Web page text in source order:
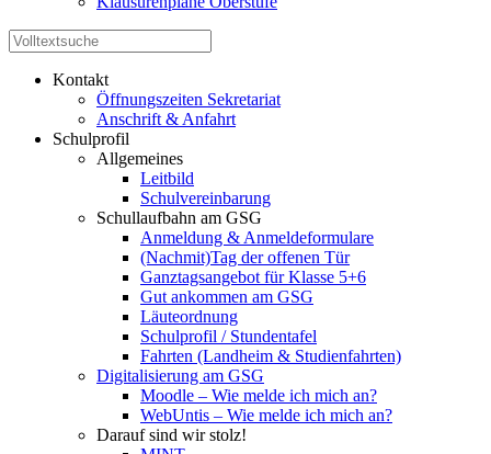
Kontakt
Öffnungszeiten Sekretariat
Anschrift & Anfahrt
Schulprofil
Allgemeines
Leitbild
Schulvereinbarung
Schullaufbahn am GSG
Anmeldung & Anmeldeformulare
(Nachmit)Tag der offenen Tür
Ganztagsangebot für Klasse 5+6
Gut ankommen am GSG
Läuteordnung
Schulprofil / Stundentafel
Fahrten (Landheim & Studienfahrten)
Digitalisierung am GSG
Moodle – Wie melde ich mich an?
WebUntis – Wie melde ich mich an?
Darauf sind wir stolz!